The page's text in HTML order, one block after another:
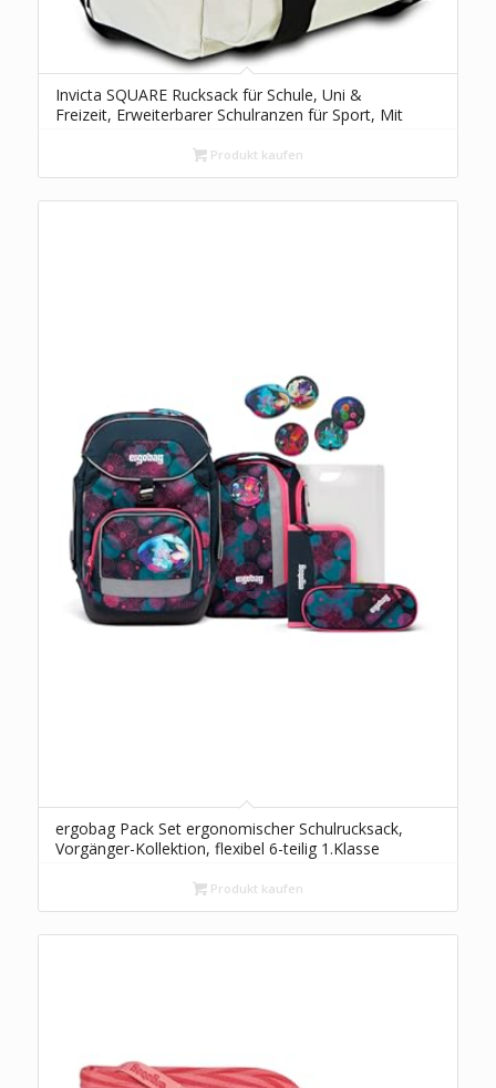
Invicta SQUARE Rucksack für Schule, Uni &
Freizeit, Erweiterbarer Schulranzen für Sport, Mit
Schultasche für Teenager, Mädchen und Jungen,
Extra Platz, weiß
Produkt kaufen
ergobag Pack Set ergonomischer Schulrucksack,
Vorgänger-Kollektion, flexibel 6-teilig 1.Klasse
Produkt kaufen